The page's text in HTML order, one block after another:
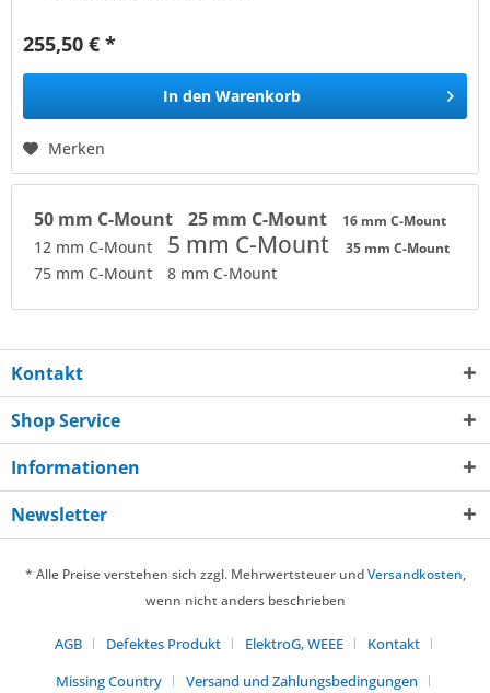
255,50 € *
In den Warenkorb
Merken
50 mm C-Mount 25 mm C-Mount 16 mm C-Mount
12 mm C-Mount 5 mm C-Mount 35 mm C-Mount
75 mm C-Mount 8 mm C-Mount
Kontakt
Shop Service
Informationen
Newsletter
* Alle Preise verstehen sich zzgl. Mehrwertsteuer undVersandkosten,
wenn nicht anders beschrieben
AGB Defektes Produkt ElektroG, WEEE
Kontakt
Missing Country
Versand und Zahlungsbedingungen